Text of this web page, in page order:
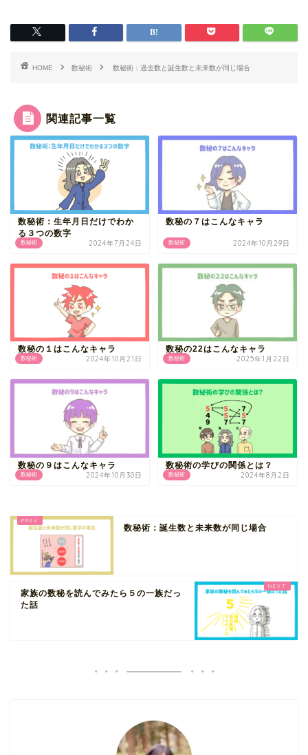
HOME 数秘術 数秘術：過去数と誕生数と未来数が同じ場合
関連記事一覧
数秘術
数秘術：生年月日だけでわか
る３つの数字
2024年7月24日 数秘術
数秘の７はこんなキャラ
2024年10月29日
数秘術
数秘の１はこんなキャラ
2024年10月21日 数秘術
数秘の22はこんなキャラ
2025年1月22日
数秘術
数秘の９はこんなキャラ
2024年10月30日 数秘術
数秘術の学びの関係とは？
2024年8月2日
数秘術：誕生数と未来数が同じ場合
家族の数秘を読んでみたら５の一族だっ
た話